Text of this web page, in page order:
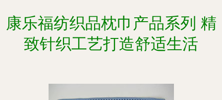
康乐福纺织品枕巾产品系列 精
致针织工艺打造舒适生活